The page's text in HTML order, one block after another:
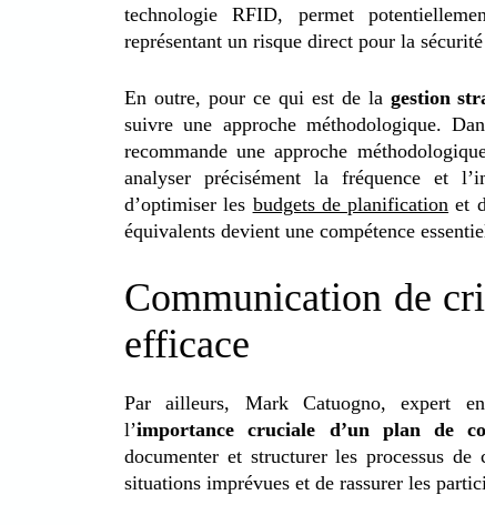
technologie RFID, permet
représentant un risque direct pour la
En outre, pour ce qui est de la gestion
suivre une approche méthodologique.
recommande une approche
analyser précisément la fréquence et
d’optimiser les budgets de planification et
équivalents devient une compétence
Communication de
efficace
Par ailleurs, Mark Catuogno, expert
l’importance cruciale d’un plan de
documenter et structurer les processus
situations imprévues et de rassurer les